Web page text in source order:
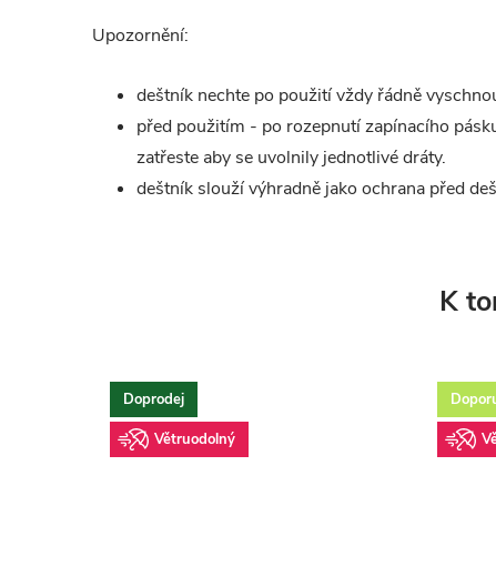
Upozornění:
deštník nechte po použití vždy řádně
před použitím - po rozepnutí zapínacího
zatřeste aby se uvolnily jednotlivé dráty.
deštník slouží výhradně jako ochrana před
K
Doprodej
Větruodolný